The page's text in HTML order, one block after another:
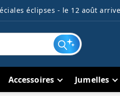
éclipses - le 12 août
Accessoires Jumelles